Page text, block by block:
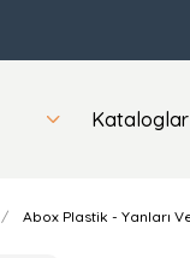
Kataloglar
Abox Plastik - Yanları